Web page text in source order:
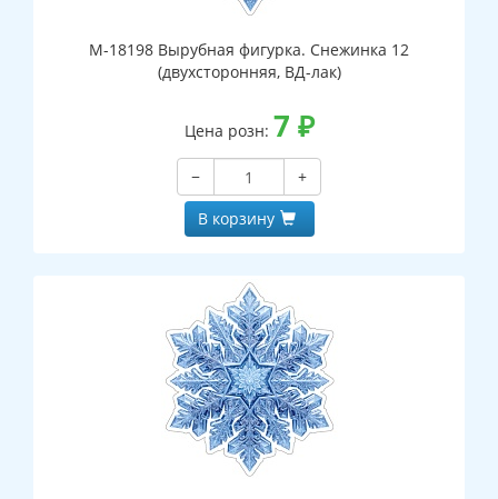
М-18198 Вырубная фигурка. Снежинка 12
(двухсторонняя, ВД-лак)
Цена розн: 7 ₽
−
+
В корзину